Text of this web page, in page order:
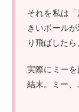
それを私は
きいボール
り飛ばしたら
実際にミー
結末。ミー、